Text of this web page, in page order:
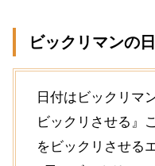
ビックリマンの日
日付はビックリマ
ビックリさせる』
をビックリさせる